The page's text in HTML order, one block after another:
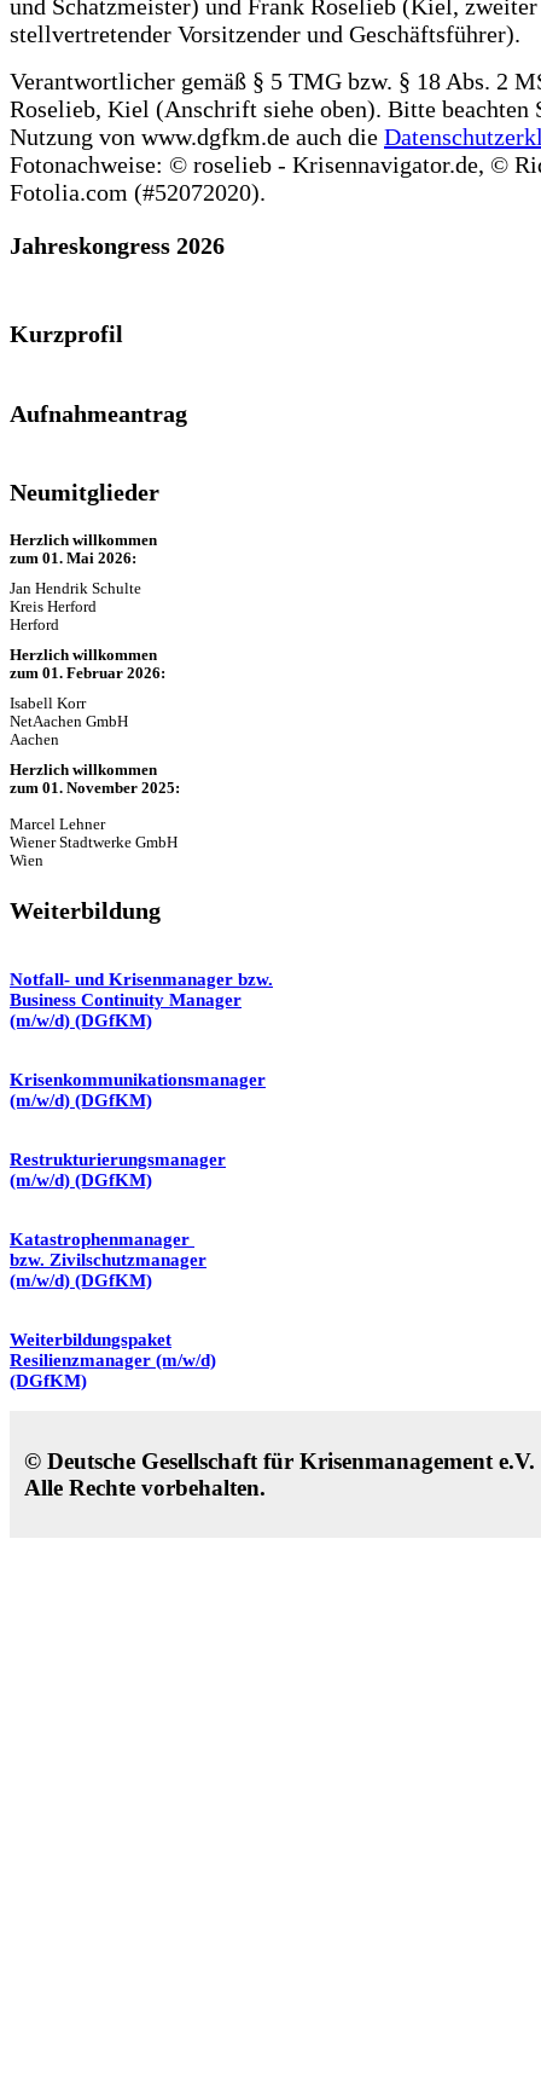
und Schatzmeister) und Frank Roselieb (Kiel, zweiter
stellvertretender Vorsitzender und Geschäftsführer).
Verantwortlicher gemäß § 5 TMG bzw. § 18 Abs. 2
Roselieb, Kiel (Anschrift siehe oben). Bitte beachten
Nutzung von www.dgfkm.de auch die
Fotonachweise: © roselieb - Krisennavigator.de, ©
Fotolia.com (#52072020).
Jahreskongress 2026
Kurzprofil
Aufnahmeantrag
Neumitglieder
Herzlich willkommen
zum 01. Mai 2026:
Jan Hendrik Schulte
Kreis Herford
Herford
Herzlich willkommen
zum 01. Februar 2026:
Isabell Korr
NetAachen GmbH
Aachen
Herzlich willkommen
zum 01. November 2025:
Marcel Lehner
Wiener Stadtwerke GmbH
Wien
Weiterbildung
Notfall- und Krisenmanager bzw.
Business Continuity Manager
(m/w/d) (DGfKM)
Krisenkommunikationsmanager
(m/w/d) (DGfKM)
Restrukturierungsmanager
(m/w/d) (DGfKM)
Katastrophenmanager
bzw. Zivilschutzmanager
(m/w/d) (DGfKM)
Weiterbildungspaket
Resilienzmanager (m/w/d)
(DGfKM)
© Deutsche Gesellschaft für Krisenmanagement
Alle Rechte vorbehalten.